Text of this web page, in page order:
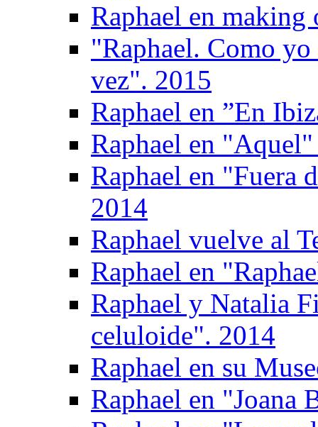
Raphael en
"Raphael. Como
vez". 2015
Raphael en ”En
Raphael en
Raphael en "Fuera
2014
Raphael vuelve al
Raphael en
Raphael y Natalia
celuloide". 2014
Raphael en su
Raphael en "Joana